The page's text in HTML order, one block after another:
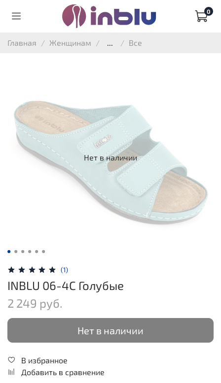
0
Главная Женщинам ... Все
Нет в наличии
(1)
INBLU 06-4C Голубые
2 249 руб.
Нет в наличии
В избранное
Добавить в сравнение